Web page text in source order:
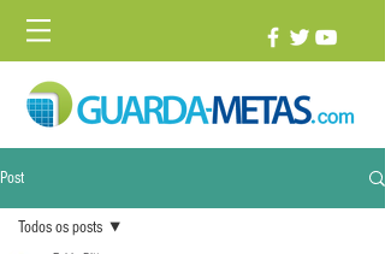
Post
Todos os posts